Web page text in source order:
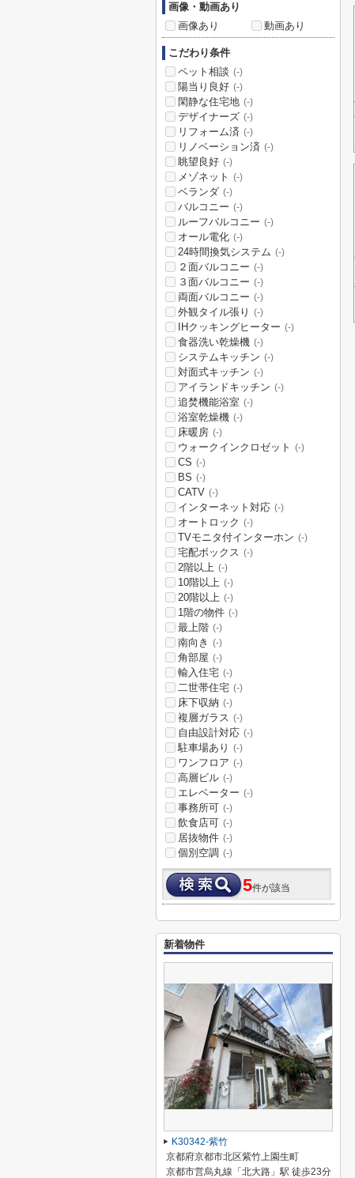
画像・動画あり
画像あり
動画あり
こだわり条件
ペット相談 (-)
陽当り良好 (-)
閑静な住宅地 (-)
デザイナーズ (-)
リフォーム済 (-)
リノベーション済 (-)
眺望良好 (-)
メゾネット (-)
ベランダ (-)
バルコニー (-)
ルーフバルコニー (-)
オール電化 (-)
24時間換気システム (-)
２面バルコニー (-)
３面バルコニー (-)
両面バルコニー (-)
外観タイル張り (-)
IHクッキングヒーター (-)
食器洗い乾燥機 (-)
システムキッチン (-)
対面式キッチン (-)
アイランドキッチン (-)
追焚機能浴室 (-)
浴室乾燥機 (-)
床暖房 (-)
ウォークインクロゼット (-)
CS (-)
BS (-)
CATV (-)
インターネット対応 (-)
オートロック (-)
TVモニタ付インターホン (-)
宅配ボックス (-)
2階以上 (-)
10階以上 (-)
20階以上 (-)
1階の物件 (-)
最上階 (-)
南向き (-)
角部屋 (-)
輸入住宅 (-)
二世帯住宅 (-)
床下収納 (-)
複層ガラス (-)
自由設計対応 (-)
駐車場あり (-)
ワンフロア (-)
高層ビル (-)
エレベーター (-)
事務所可 (-)
飲食店可 (-)
居抜物件 (-)
個別空調 (-)
5件が該当
新着物件
K30342-紫竹
京都府京都市北区紫竹上園生町
京都市営烏丸線「北大路」駅 徒歩23分